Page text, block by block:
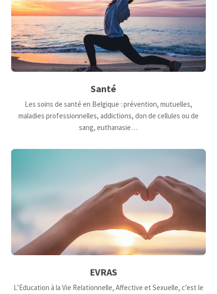
Santé
Les soins de santé en Belgique : prévention, mutuelles,
maladies professionnelles, addictions, don de cellules ou de
sang, euthanasie…
EVRAS
L’Education à la Vie Relationnelle, Affective et Sexuelle, c’est le